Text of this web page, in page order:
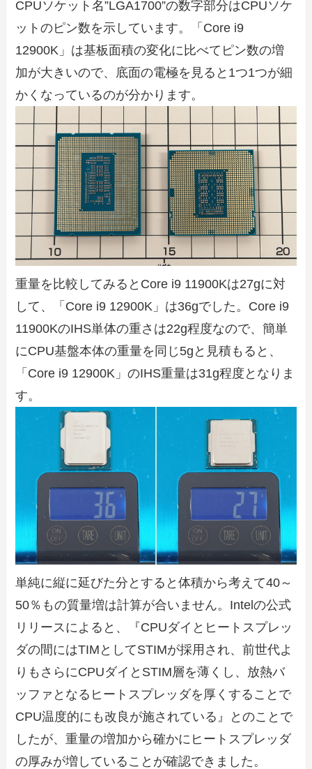
CPUソケット名”LGA1700”の数字部分はCPUソケ
ットのピン数を示しています。「Core i9
12900K」は基板面積の変化に比べてピン数の増
加が大きいので、底面の電極を見ると1つ1つが細
かくなっているのが分かります。
重量を比較してみるとCore i9 11900Kは27gに対
して、「Core i9 12900K」は36gでした。Core i9
11900KのIHS単体の重さは22g程度なので、簡単
にCPU基盤本体の重量を同じ5gと見積もると、
「Core i9 12900K」のIHS重量は31g程度となりま
す。
単純に縦に延びた分とすると体積から考えて40～
50％もの質量増は計算が合いません。Intelの公式
リリースによると、『CPUダイとヒートスプレッ
ダの間にはTIMとしてSTIMが採用され、前世代よ
りもさらにCPUダイとSTIM層を薄くし、放熱バ
ッファとなるヒートスプレッダを厚くすることで
CPU温度的にも改良が施されている』とのことで
したが、重量の増加から確かにヒートスプレッダ
の厚みが増していることが確認できました。